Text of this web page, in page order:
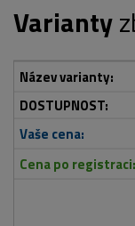
Varianty